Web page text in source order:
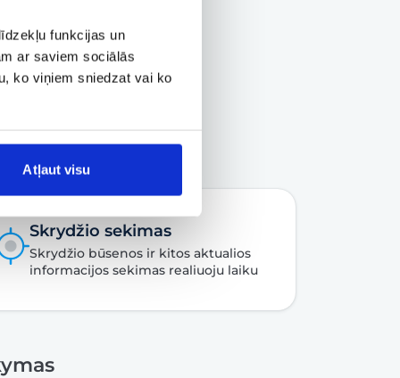
funkcijas un
ar saviem sociālās
ko viņiem sniedzat vai ko
Atļaut visu
Skrydžio sekimas
Skrydžio būsenos ir kitos aktualios
informacijos sekimas realiuoju laiku